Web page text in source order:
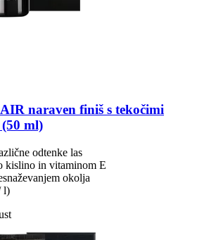
naraven finiš s tekočimi
ml)
odtenke las
kislino in vitaminom E
okolja
l)